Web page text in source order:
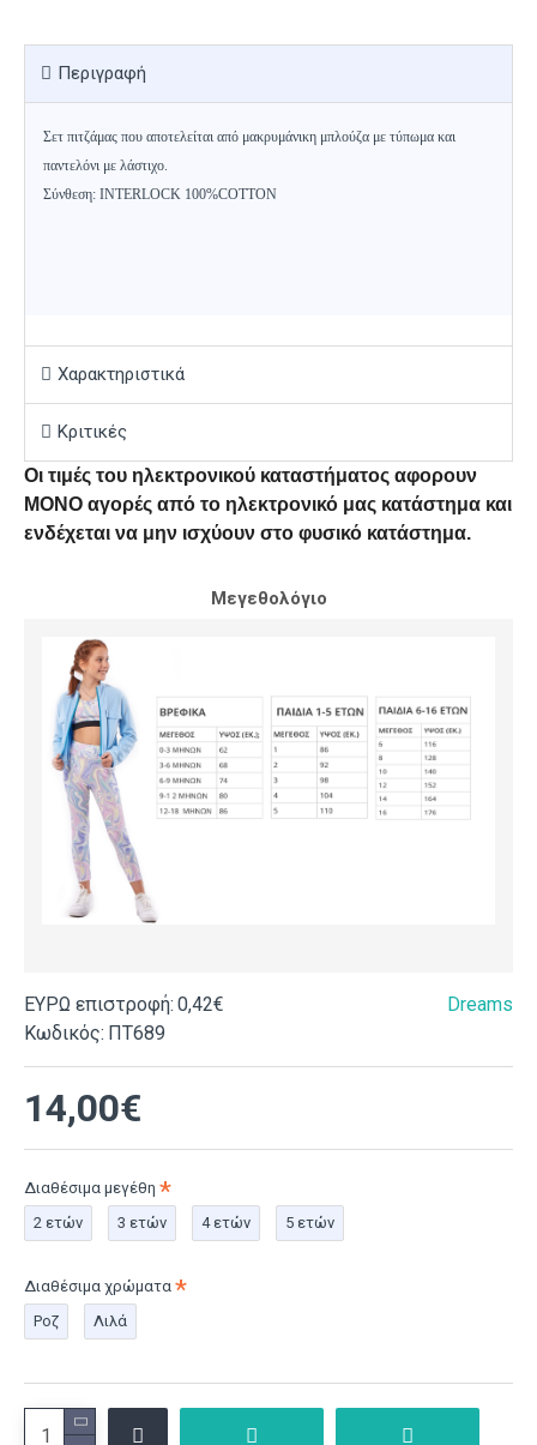
Περιγραφή
Σετ πιτζάμας που αποτελείται από μακρυμάνικη μπλούζα με τύπωμα και
παντελόνι με λάστιχο.
Σύνθεση: INTERLOCK 100%COTTON
Χαρακτηριστικά
Κριτικές
Οι τιμές του ηλεκτρονικού καταστήματος αφορουν
ΜΟΝΟ αγορές από το ηλεκτρονικό μας κατάστημα και
ενδέχεται να μην ισχύουν στο φυσικό κατάστημα.
Μεγεθολόγιο
ΕΥΡΩ επιστροφή: 0,42€
Κωδικός: ΠΤ689
Dreams
14,00€
Διαθέσιμα μεγέθη
2 ετών
3 ετών 4 ετών 5 ετών
Διαθέσιμα χρώματα
Ροζ
Λιλά